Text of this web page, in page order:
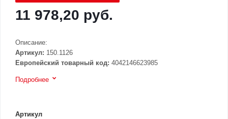
11 978,20 руб.
Описание:
Артикул: 150.1126
Европейский товарный код: 4042146623985
Подробнее
Артикул